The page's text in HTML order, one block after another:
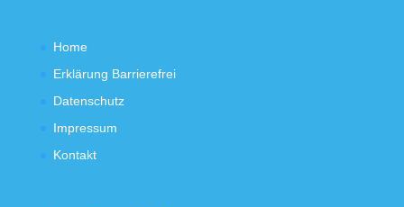
Home
Erklärung Barrierefrei
Datenschutz
Impressum
Kontakt